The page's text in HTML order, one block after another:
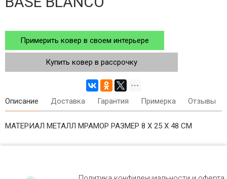
Примерить ковер в своем интерьере
Купить ковер в рассрочку
Описание Доставка Гарантия Примерка Отзывы
МАТЕРИАЛ МЕТАЛЛ МРАМОР РАЗМЕР 8 X 25 X 48 СМ